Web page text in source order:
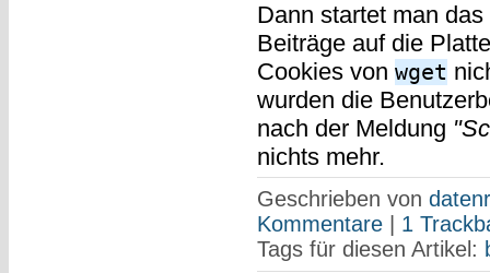
Dann startet man
Beiträge auf die
Cookies von wget
wurden die
nach der Meldung
nichts mehr.
Geschrieben von
Kommentare| 1
Tags für diesen Artikel: